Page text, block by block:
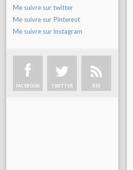
Me suivre sur twitter
Me suivre sur Pinterest
Me suivre sur Instagram
FACEBOOK TWITTER RSS